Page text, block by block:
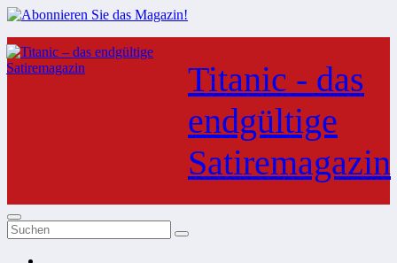
Zum
Inhalt
springen
Titanic - das
endgültige
Satiremagazin